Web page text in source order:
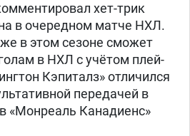
хет-трик
в очередном матче НХЛ.
в этом сезоне сможет
в НХЛ с учётом плей-
Кэпиталз» отличился
передачей в
«Монреаль Канадиенс»